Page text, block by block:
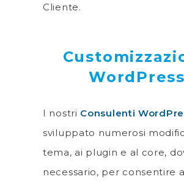
Cliente.
WordPress
I nostri Consulenti
sviluppato numerosi
tema, ai plugin e al core,
necessario, per consentire